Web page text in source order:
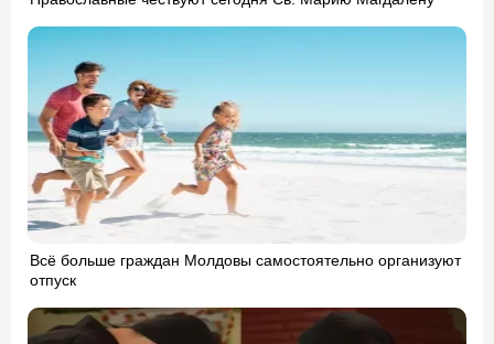
Всё больше граждан Молдовы самостоятельно организуют
отпуск